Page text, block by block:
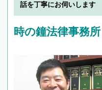
話を丁寧にお伺いします
時の鐘法律事務所